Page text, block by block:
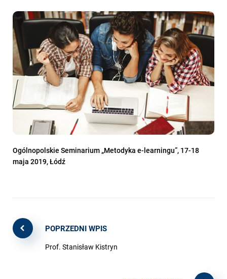
Ogólnopolskie Seminarium „Metodyka e-learningu”, 17-18
maja 2019, Łódź
POPRZEDNI WPIS
Prof. Stanisław Kistryn